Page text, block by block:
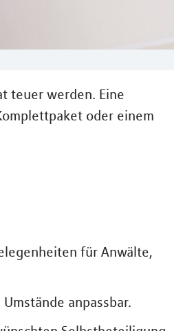
teuer werden. Eine
oder einem
für Anwälte,
anpassbar.